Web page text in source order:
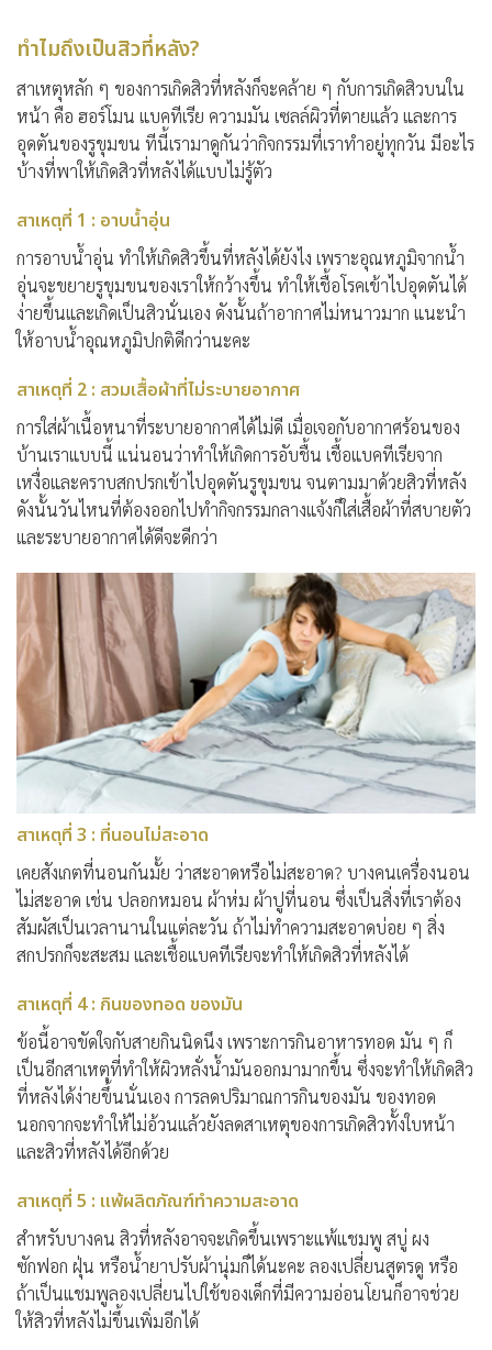
ทำไมถึงเป็นสิวที่หลัง?
สาเหตุหลัก ๆ ของการเกิดสิวที่หลังก็จะคล้าย ๆ กับการเกิดสิวบนใน
หน้า คือ ฮอร์โมน แบคทีเรีย ความมัน เซลล์ผิวที่ตายแล้ว และการ
อุดตันของรูขุมขน ทีนี้เรามาดูกันว่ากิจกรรมที่เราทำอยู่ทุกวัน มีอะไร
บ้างที่พาให้เกิดสิวที่หลังได้แบบไม่รู้ตัว
สาเหตุที่ 1 : อาบน้ำอุ่น
การอาบน้ำอุ่น ทำให้เกิดสิวขึ้นที่หลังได้ยังไง เพราะอุณหภูมิจากน้ำ
อุ่นจะขยายรูขุมขนของเราให้กว้างขึ้น ทำให้เชื้อโรคเข้าไปอุดตันได้
ง่ายขึ้นและเกิดเป็นสิวนั่นเอง ดังนั้นถ้าอากาศไม่หนาวมาก แนะนำ
ให้อาบน้ำอุณหภูมิปกติดีกว่านะคะ
สาเหตุที่ 2 : สวมเสื้อผ้าที่ไม่ระบายอากาศ
การใส่ผ้าเนื้อหนาที่ระบายอากาศได้ไม่ดี เมื่อเจอกับอากาศร้อนของ
บ้านเราแบบนี้ แน่นอนว่าทำให้เกิดการอับชื้น เชื้อแบคทีเรียจาก
เหงื่อและคราบสกปรกเข้าไปอุดตันรูขุมขน จนตามมาด้วยสิวที่หลัง
ดังนั้นวันไหนที่ต้องออกไปทำกิจกรรมกลางแจ้งก็ใส่เสื้อผ้าที่สบายตัว
และระบายอากาศได้ดีจะดีกว่า
สาเหตุที่ 3 : ที่นอนไม่สะอาด
เคยสังเกตที่นอนกันมั้ย ว่าสะอาดหรือไม่สะอาด? บางคนเครื่องนอน
ไม่สะอาด เช่น ปลอกหมอน ผ้าห่ม ผ้าปูที่นอน ซึ่งเป็นสิ่งที่เราต้อง
สัมผัสเป็นเวลานานในแต่ละวัน ถ้าไม่ทำความสะอาดบ่อย ๆ สิ่ง
สกปรกก็จะสะสม และเชื้อแบคทีเรียจะทำให้เกิดสิวที่หลังได้
สาเหตุที่ 4 : กินของทอด ของมัน
ข้อนี้อาจขัดใจกับสายกินนิดนึง เพราะการกินอาหารทอด มัน ๆ ก็
เป็นอีกสาเหตุที่ทำให้ผิวหลั่งน้ำมันออกมามากขึ้น ซึ่งจะทำให้เกิดสิว
ที่หลังได้ง่ายขึ้นนั่นเอง การลดปริมาณการกินของมัน ของทอด
นอกจากจะทำให้ไม่อ้วนแล้วยังลดสาเหตุของการเกิดสิวทั้งใบหน้า
และสิวที่หลังได้อีกด้วย
สาเหตุที่ 5 : แพ้ผลิตภัณฑ์ทำความสะอาด
สำหรับบางคน สิวที่หลังอาจจะเกิดขึ้นเพราะแพ้แชมพู สบู่ ผง
ซักฟอก ฝุ่น หรือน้ำยาปรับผ้านุ่มก็ได้นะคะ ลองเปลี่ยนสูตรดู หรือ
ถ้าเป็นแชมพูลองเปลี่ยนไปใช้ของเด็กที่มีความอ่อนโยนก็อาจช่วย
ให้สิวที่หลังไม่ขึ้นเพิ่มอีกได้